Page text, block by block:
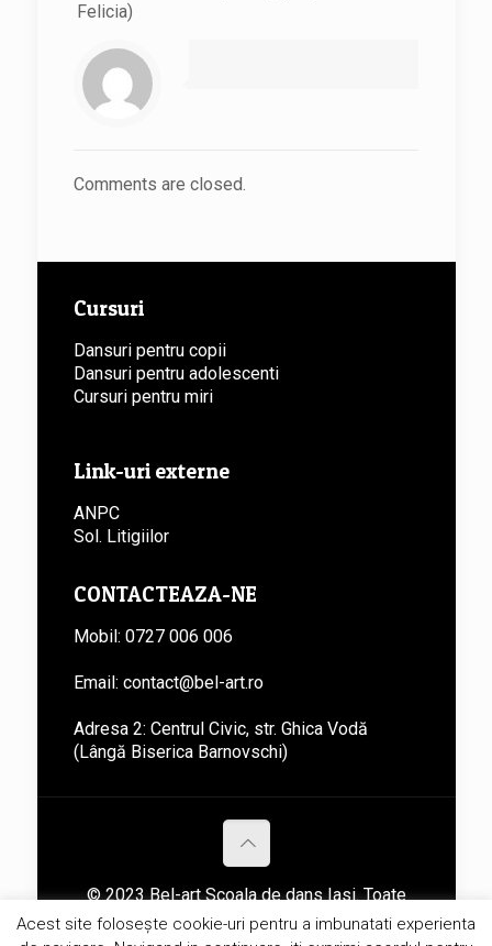
Felicia)
Comments are closed.
Cursuri
Dansuri pentru copii
Dansuri pentru adolescenti
Cursuri pentru miri
Link-uri externe
ANPC
Sol. Litigiilor
CONTACTEAZA-NE
Mobil: 0727 006 006
Email: contact@bel-art.ro
Adresa 2: Centrul Civic, str. Ghica Vodă
(Lângă Biserica Barnovschi)
© 2023 Bel-art Scoala de dans Iasi. Toate
drepturile rezervare autorului.
Acest site folosește cookie-uri pentru a imbunatati experienta